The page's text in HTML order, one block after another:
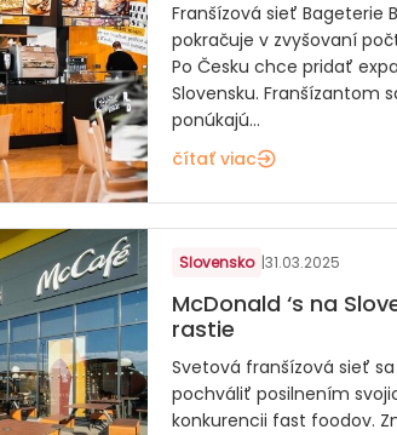
Franšízová sieť Bageterie
pokračuje v zvyšovaní
Po Česku chce pridať
Slovensku. Franšízantom
ponúkajú...
čítať viac
Slovensko |31.03.2025
McDonald ‘s na
rastie
Svetová franšízová sieť
pochváliť posilnením
konkurencii fast foodov.